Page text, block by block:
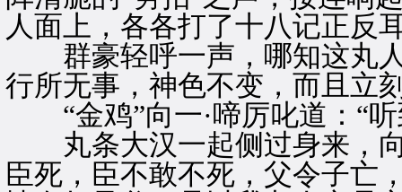
人面上，各各打了十八记正反
群豪轻呼一声，哪知这丸人
行所无事，神色不变，而且立
“金鸡”向一·啼厉叱道：“听
丸条大汉一起侧过身来，向
臣死，臣不敢不死，父令子亡